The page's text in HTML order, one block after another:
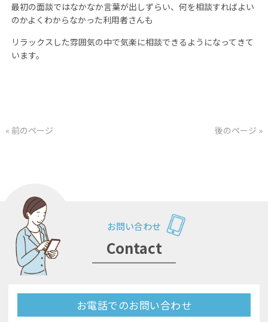
最初の面談ではなかなか言葉が出 しずらい、何を相談すればよい
のかよくわからなかった利用者さんも
リラックスした雰囲気の中で気楽に相談できるようになってきて
います。
« 前のページ 後のページ »
お問い合わせ
Contact
お電話でのお問い合わせ